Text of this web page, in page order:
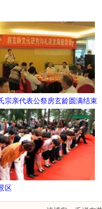
宗亲代表公祭房玄龄圆满结束
区